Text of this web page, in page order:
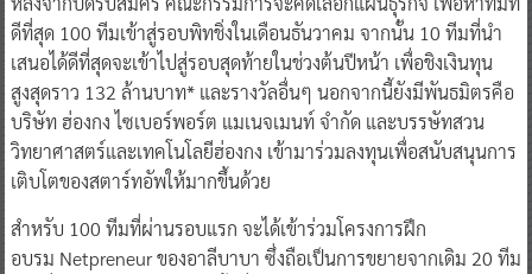
ดีที่สุด 100 ทีมเข้าสู่รอบพิทชิ่งในเดือนธันวาคม จากนั้น 10 ทีมที่นำ
เสนอได้ดีที่สุดจะเข้าไปสู่รอบสุดท้ายในช่วงต้นปีหน้า เพื่อชิงเงินทุน
สูงสุดราว 132 ล้านบาท* และรางวัลอื่นๆ นอกจากนี้ยังมีพันธมิตรคือ
บริษัท ฮ่องกง ไซเบอร์พอร์ต แมเนจเมนท์ จำกัด และบรรษัทสวน
วิทยาศาสตร์และเทคโนโลยีฮ่องกง เข้ามาร่วมลงทุนเพื่อสนับสนุนการ
เติบโตของสตาร์ทอัพให้มากขึ้นด้วย
สำหรับ 100 ทีมที่ผ่านรอบแรก จะได้เข้าร่วมโครงการฝึก
อบรม Netpreneur ของอาลีบาบา ซึ่งถือเป็นการขยายจากเดิม 20 ทีม